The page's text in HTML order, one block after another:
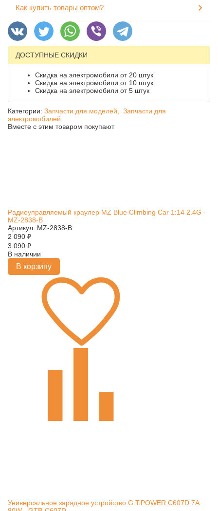
Как купить товары оптом?
ДОСТУПНЫЕ СКИДКИ
Скидка на электромобили от 20 штук
Скидка на электромобили от 10 штук
Скидка на электромобили от 5 штук
Категории: Запчасти для моделей,
Запчасти для
электромобилей
Вместе с этим товаром покупают
Радиоуправляемый краулер MZ Blue Climbing Car 1:14 2.4G -
MZ-2838-B
Артикул: MZ-2838-B
2 090 ₽
3 090 ₽
В наличии
В корзину
Универсальное зарядное устройство G.T.POWER C607D 7A